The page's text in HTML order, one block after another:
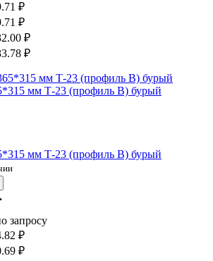
₽
₽
₽
₽
мм Т-23 (профиль B) бурый
мм Т-23 (профиль B) бурый
запросу
₽
₽